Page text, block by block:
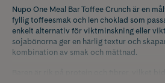
Nupo One Meal Bar Toffee Crunch är en
fyllig toffeesmak och len choklad som
enkelt alternativ för viktminskning eller
sojabönorna ger en härlig textur och
kombination av smak och mättnad.